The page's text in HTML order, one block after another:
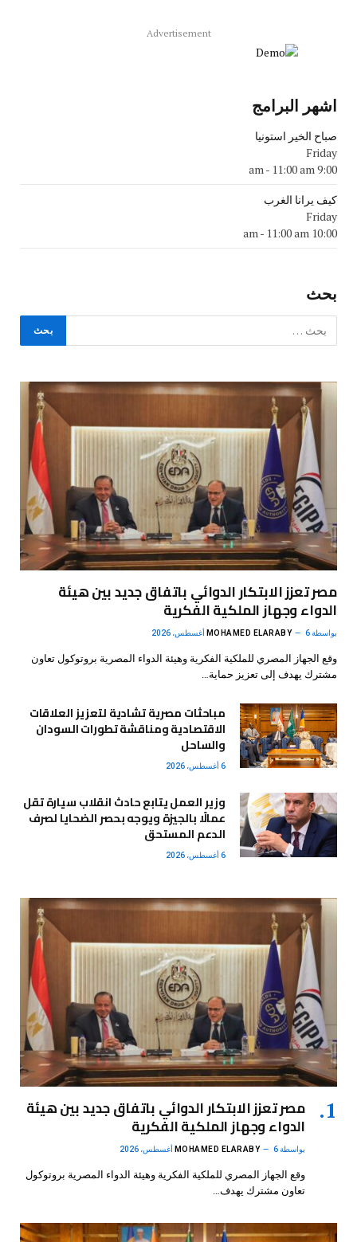
Advertisement
اشهر البرامج
صباح الخير استونيا
Friday
9:00 am
- 11:00 am
كيف يرانا الغرب
Friday
10:00 am
- 11:00 am
بحث
مصر تعزز الابتكار الدوائي باتفاق جديد بين هيئة
الدواء وجهاز الملكية الفكرية
بواسطة MOHAMED ELARABY 6 أغسطس، 2026
وقع الجهاز المصري للملكية الفكرية وهيئة الدواء المصرية بروتوكول تعاون
مشترك يهدف إلى تعزيز حماية…
مباحثات مصرية تشادية لتعزيز العلاقات
الاقتصادية ومناقشة تطورات السودان
والساحل
6 أغسطس، 2026
وزير العمل يتابع حادث انقلاب سيارة تقل
عمالًا بالجيزة ويوجه بحصر الضحايا لصرف
الدعم المستحق
6 أغسطس، 2026
مصر تعزز الابتكار الدوائي باتفاق جديد بين هيئة
الدواء وجهاز الملكية الفكرية
بواسطة MOHAMED ELARABY 6 أغسطس، 2026
وقع الجهاز المصري للملكية الفكرية وهيئة الدواء المصرية بروتوكول
تعاون مشترك يهدف…